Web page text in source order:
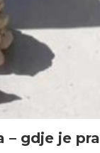
– gdje je